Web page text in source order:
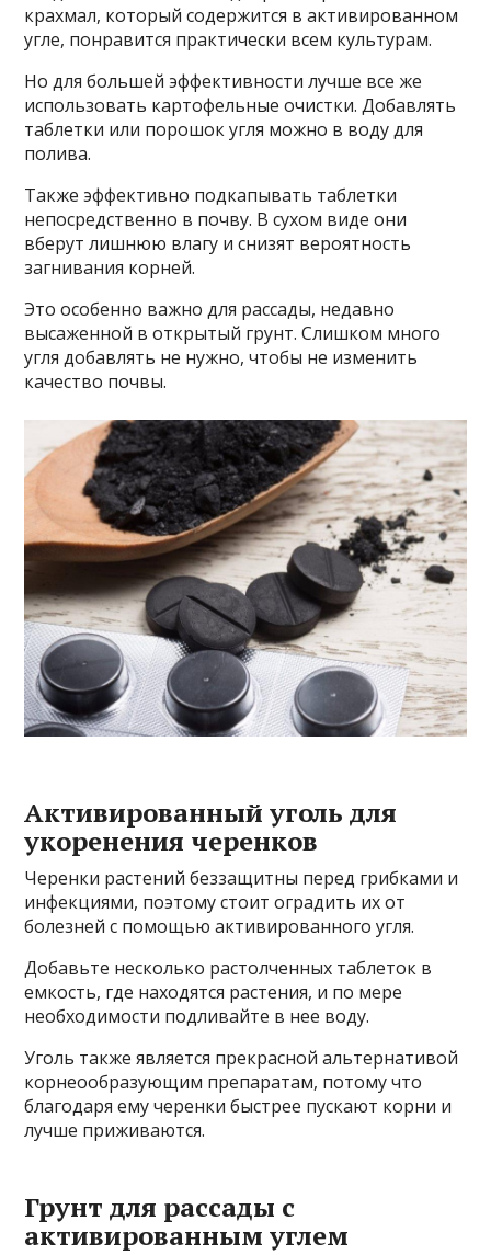
крахмал, который содержится в активированном
угле, понравится практически всем культурам.
Но для большей эффективности лучше все же
использовать картофельные очистки. Добавлять
таблетки или порошок угля можно в воду для
полива.
Также эффективно подкапывать таблетки
непосредственно в почву. В сухом виде они
вберут лишнюю влагу и снизят вероятность
загнивания корней.
Это особенно важно для рассады, недавно
высаженной в открытый грунт. Слишком много
угля добавлять не нужно, чтобы не изменить
качество почвы.
Активированный уголь для
укоренения черенков
Черенки растений беззащитны перед грибками и
инфекциями, поэтому стоит оградить их от
болезней с помощью активированного угля.
Добавьте несколько растолченных таблеток в
емкость, где находятся растения, и по мере
необходимости подливайте в нее воду.
Уголь также является прекрасной альтернативой
корнеообразующим препаратам, потому что
благодаря ему черенки быстрее пускают корни и
лучше приживаются.
Грунт для рассады с
активированным углем